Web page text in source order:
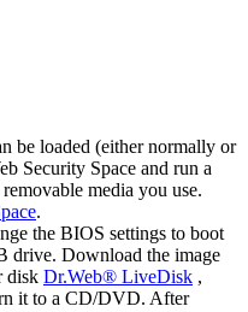
be loaded (either normally or
Security Space and run a
media you use.
.
the BIOS settings to boot
drive. Download the image
disk Dr.Web® LiveDisk ,
it to a CD/DVD. After